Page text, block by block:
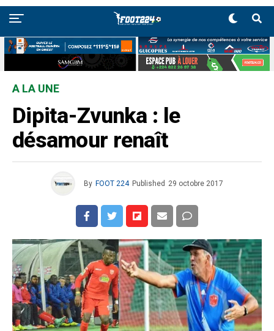
A LA UNE
Dipita-Zvunka : le
désamour renaît
By FOOT 224 Published 29 octobre 2017